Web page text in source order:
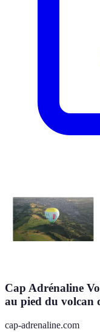
Cap Adrénaline
au pied du volcan
cap-adrenaline.com